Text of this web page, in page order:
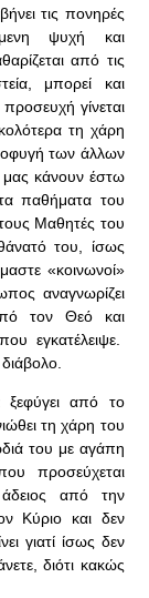
τις πονηρές
ψυχή και
από τις
μπορεί και
γίνεται
τη χάρη
των άλλων
μας κάνουν έστω
παθήματα του
Μαθητές του
του, ίσως
«κοινωνοί»
αναγνωρίζει
τον Θεό και
εγκατέλειψε.
από το
τη χάρη του
του με αγάπη
προσεύχεται
άδειος από την
Κύριο και δεν
γιατί ίσως δεν
διότι κακώς